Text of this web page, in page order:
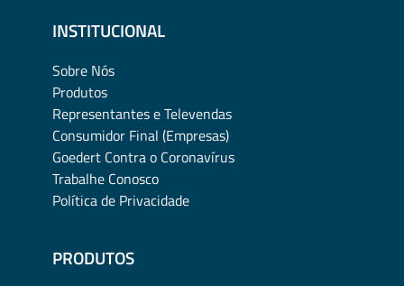
INSTITUCIONAL
Sobre Nós
Produtos
Representantes e Televendas
Consumidor Final (Empresas)
Goedert Contra o Coronavírus
Trabalhe Conosco
Política de Privacidade
PRODUTOS